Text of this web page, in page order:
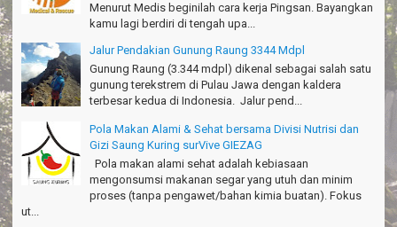
Seru banget Pantai Batukaras!
Sudrajat - Kuningan
エキサイティングなツアー。ありがとう Arief Pangandaran
Nakata-Osaka Japan
Amazing palace
Hiromi - Fukusima Japan
Menurut Medis beginilah cara kerja Pingsan. Bayangkan
kamu lagi berdiri di tengah upa...
Jalur Pendakian Gunung Raung 3344 Mdpl
Gunung Raung (3.344 mdpl) dikenal sebagai salah satu
gunung terekstrem di Pulau Jawa dengan kaldera
terbesar kedua di Indonesia. Jalur pend...
Pola Makan Alami & Sehat bersama Divisi Nutrisi dan
Gizi Saung Kuring surVive GIEZAG
Pola makan alami sehat adalah kebiasaan
mengonsumsi makanan segar yang utuh dan minim
proses (tanpa pengawet/bahan kimia buatan). Fokus
ut...